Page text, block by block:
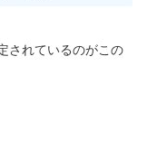
されているのがこの